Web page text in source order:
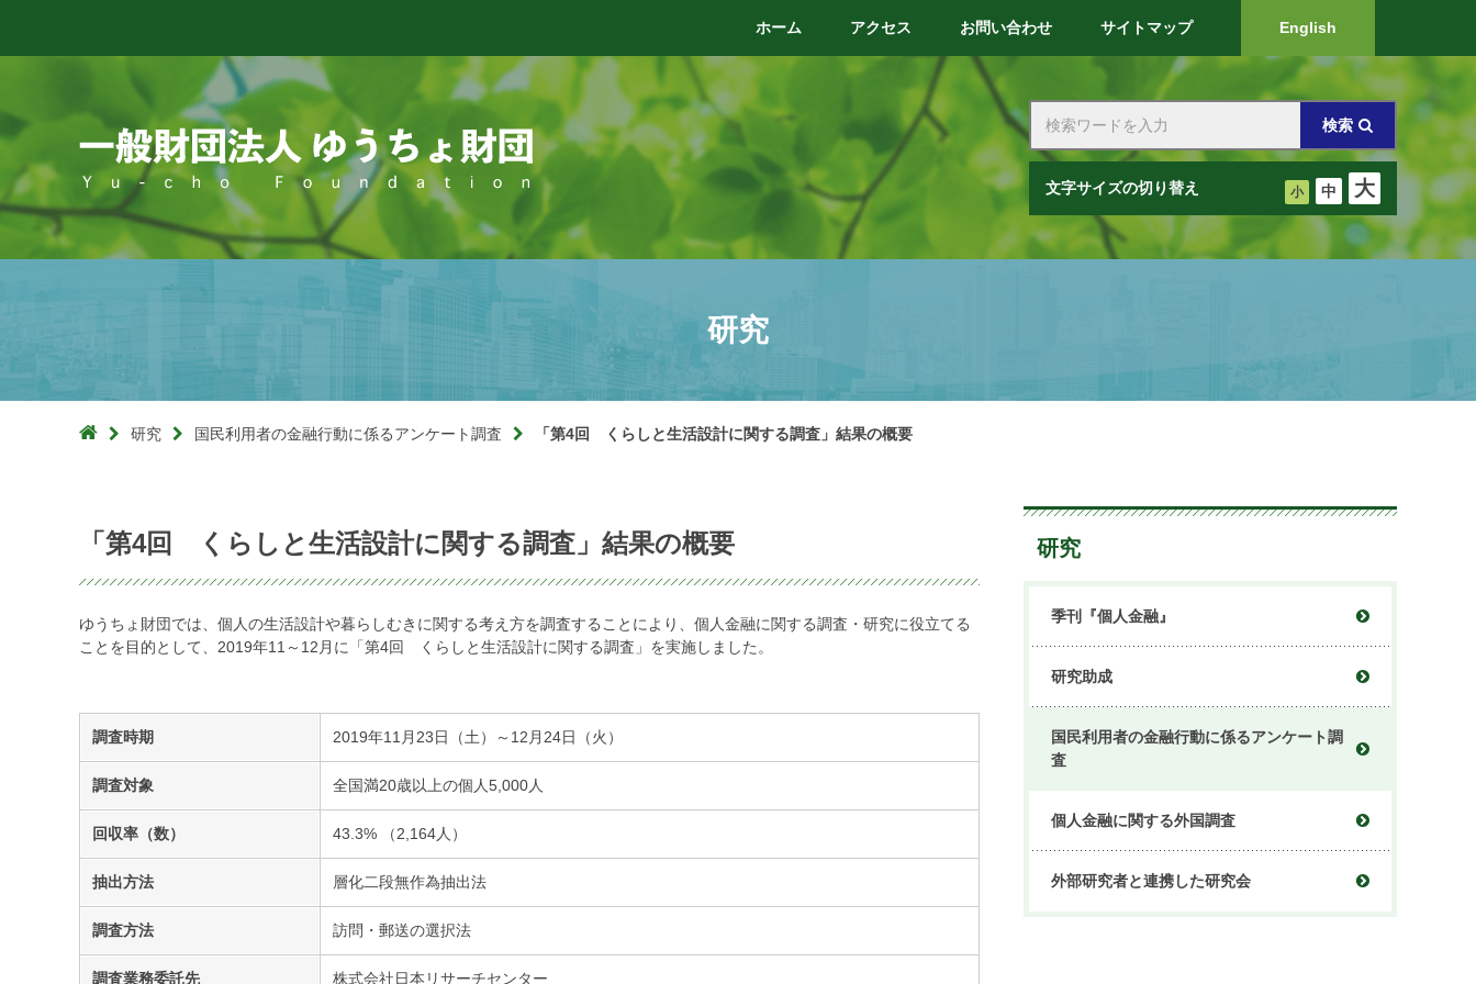
ホーム アクセス お問い合わせ サイトマップ English
検索
文字サイズの切り替え 小 中 大
研究
 研究 国民利用者の金融行動に係るアンケート調査 「第4回 くらしと生活設計に関する調査」結果の概要
「第4回 くらしと生活設計に関する調査」結果の概要
ゆうちょ財団では、個人の生活設計や暮らしむきに関する考え方を調査することにより、個人金融に関する調査・研究に役立てる
ことを目的として、2019年11～12月に「第4回 くらしと生活設計に関する調査」を実施しました。
調査時期 2019年11月23日（土）～12月24日（火）
調査対象 全国満20歳以上の個人5,000人
回収率（数） 43.3% （2,164人）
抽出方法 層化二段無作為抽出法
調査方法 訪問・郵送の選択法
調査業務委託先 株式会社日本リサーチセンター
研究
季刊『個人金融』
研究助成
国民利用者の金融行動に係るアンケート調
査
個人金融に関する外国調査
外部研究者と連携した研究会